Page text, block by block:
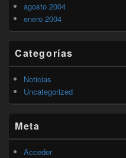
agosto 2004
enero 2004
Categorías
Noticias
Uncategorized
Meta
Acceder